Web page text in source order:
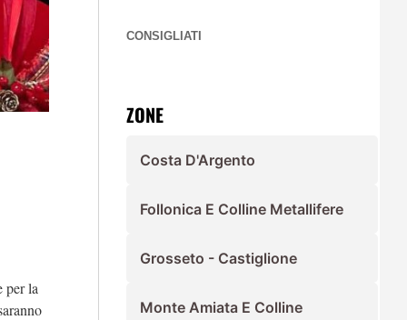
per la
CONSIGLIATI
ZONE
Costa D'Argento
Follonica E Colline Metallifere
Grosseto - Castiglione
Monte Amiata E Colline